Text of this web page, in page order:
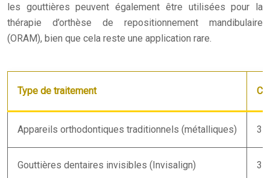
les gouttières peuvent également être utilisées pour la
thérapie d’orthèse de repositionnement mandibulaire
(ORAM), bien que cela reste une application rare.
Type de traitement
Appareils orthodontiques traditionnels (métalliques) 3
Gouttières dentaires invisibles (Invisalign) 3